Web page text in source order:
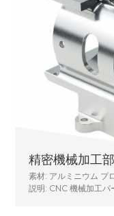
精密機械加工
素材: アルミニウム プ
説明: CNC 機械加工パ